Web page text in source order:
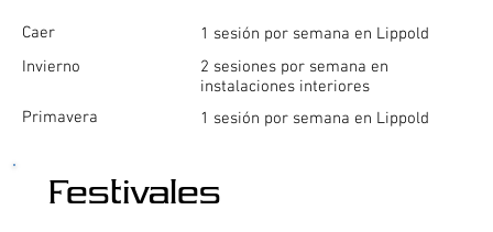
Caer
Invierno
Primavera
1 sesión por semana en Lippold
2 sesiones por semana en
instalaciones interiores
1 sesión por semana en Lippold
Festivales